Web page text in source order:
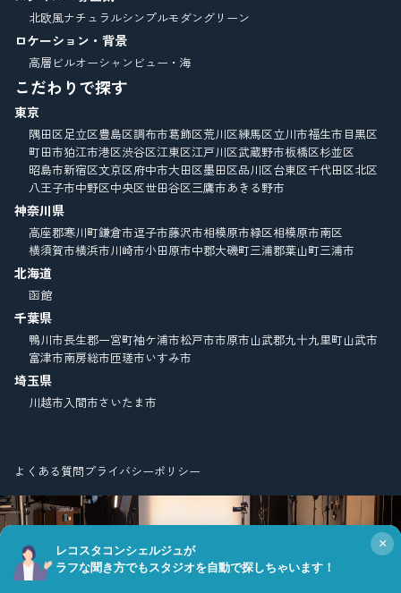
北欧風ナチュラルシンプルモダングリーン
ロケーション・背景
高層ビルオーシャンビュー・海
こだわりで探す
東京
隅田区足立区豊島区調布市葛飾区荒川区練馬区立川市福生市 目黒区
町田市狛江市港区渋谷区江東区江戸川区武蔵野市板橋区杉並区
昭島市新宿区文京区府中市大田区墨田区品川区台東区千代田区北区
八王子市中野区中央区世田谷区三鷹市あきる野市
神奈川県
高座郡寒川町鎌倉市逗子市藤沢市相模原市緑区相模原市南区
横須賀市横浜市川崎市小田原市中郡大磯町三浦郡葉山町三浦市
北海道
函館
千葉県
鴨川市長生郡一宮町袖ケ浦市松戸市市原市山武郡九十九里町山武市
富津市南房総市匝瑳市いすみ市
埼玉県
川越市入間市さいたま市
よくある質問プライバシーポリシー
© Copyright FIELD CO.,LTD. all right reserved.
レコスタコンシェルジュが
ラフな聞き方でもスタジオを自動で探しちゃいます！
×